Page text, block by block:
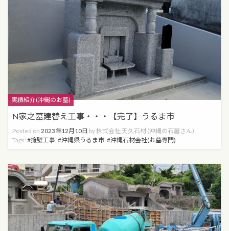
Categories
実績紹介(沖縄のお墓)
N家之墓建替え工事・・・【完了】うるま市
Posted on 2023年12月10日 by株式会社 天久石材 (沖縄の石屋さん)
Tags:
擁壁工事, 沖縄県うるま市, 沖縄石材会社(お墓専門)